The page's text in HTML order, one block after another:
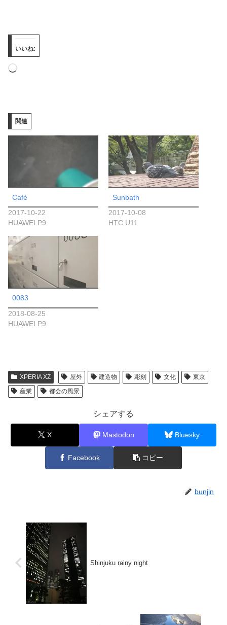
いいね:
読
み
中…
関連
Café
2017-10-22
HUAWEI P9
Sunbath
2017-10-08
HTC U11
0083
2018-08-25
HUAWEI P9
XPERIA XZ 屋外 建造物 彫刻 文化
東京
産業
都会の風景
シェアする
X Mastodon Bluesky
Facebook コピー
bunjin
Shinjuku rainy night